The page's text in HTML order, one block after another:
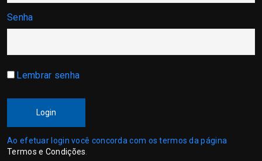
Senha
Lembrar senha
Login
Ao efetuar login você concorda com os termos da página
Termos e Condições